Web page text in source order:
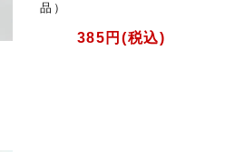
品）
385円(税込)